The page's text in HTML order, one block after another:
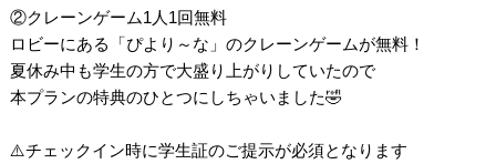
②クレーンゲーム1人1回無料
ロビーにある「ぴより～な」のクレーンゲームが無料！
夏休み中も学生の方で大盛り上がりしていたので
本プランの特典のひとつにしちゃいました🤣
⚠️チェックイン時に学生証のご提示が必須となります